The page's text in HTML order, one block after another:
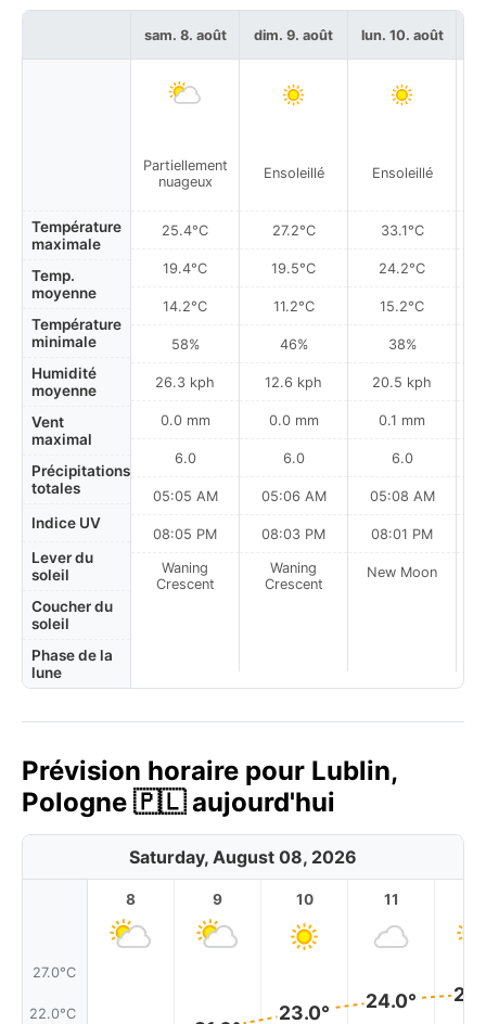
Température
maximale
Temp.
moyenne
Température
minimale
Humidité
moyenne
Vent
maximal
Précipitations
totales
Indice UV
Lever du
soleil
Coucher du
soleil
Phase de la
lune
sam. 8. août
Partiellement
nuageux
25.4°C
19.4°C
14.2°C
58%
26.3 kph
0.0 mm
6.0
05:05 AM
08:05 PM
Waning
Crescent
dim. 9. août
Ensoleillé
27.2°C
19.5°C
11.2°C
46%
12.6 kph
0.0 mm
6.0
05:06 AM
08:03 PM
Waning
Crescent
lun. 10. août
Ensoleillé
33.1°C
24.2°C
15.2°C
38%
20.5 kph
0.1 mm
6.0
05:08 AM
08:01 PM
New Moon
Prévision horaire pour Lublin,
Pologne 🇵🇱 aujourd'hui
Saturday, August 08, 2026
27.0°C
22.0°C
8 9 10
23.0°
11
24.0°